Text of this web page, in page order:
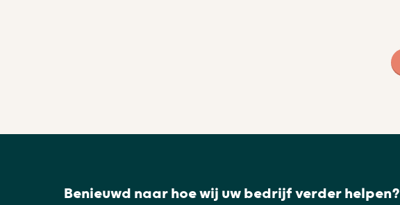
Benieuwd naar hoe wij uw bedrijf verder helpen?